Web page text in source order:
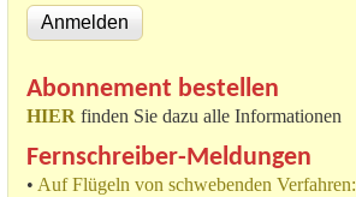
Abonnement bestellen
HIER finden Sie dazu alle Informationen
Fernschreiber-Meldungen
• Auf Flügeln von schwebenden Verfahren: